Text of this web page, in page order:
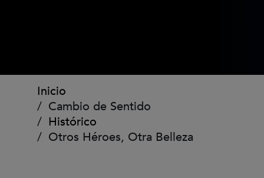
Ruta de navegación
Inicio
Cambio de Sentido
Histórico
Otros Héroes, Otra Belleza